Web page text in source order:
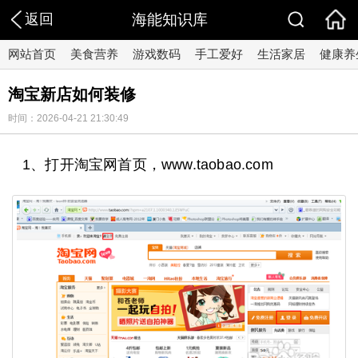
返回 海能知识库
网站首页 美食营养 游戏数码 手工爱好 生活家居 健康养
淘宝新店如何装修
时间：2026-04-21 21:30:49
1、打开淘宝网首页，www.taobao.com